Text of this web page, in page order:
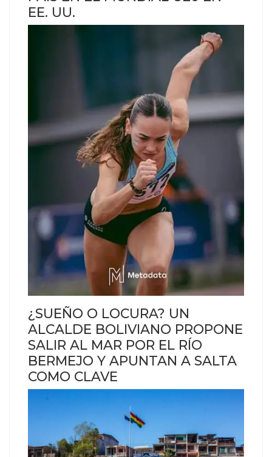
EE. UU.
¿SUEÑO O LOCURA? UN
ALCALDE BOLIVIANO PROPONE
SALIR AL MAR POR EL RÍO
BERMEJO Y APUNTAN A SALTA
COMO CLAVE